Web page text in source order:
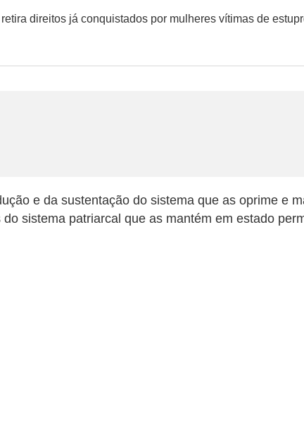
direitos já conquistados por mulheres vítimas de
e da sustentação do sistema que as oprime e
sistema patriarcal que as mantém em estado